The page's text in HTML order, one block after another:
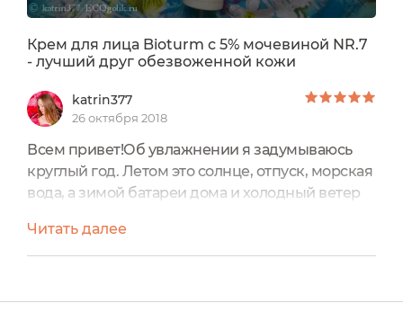
Крем для лица Bioturm с 5% мочевиной NR.7
- лучший друг обезвоженной кожи
katrin377
26 октября 2018
Всем привет!Об увлажнении я задумываюсь
круглый год. Летом это солнце, отпуск, морская
вода, а зимой батареи дома и холодный ветер
вечный мастер хев.Про супер увлажняющие
свойства мочевины знаю давно, но как то
мочевиной, работает безотказно.Слышала тут
Читать далее